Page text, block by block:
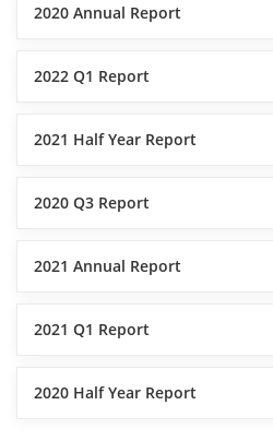
2020 Annual Report
2022 Q1 Report
2021 Half Year Report
2020 Q3 Report
2021 Annual Report
2021 Q1 Report
2020 Half Year Report